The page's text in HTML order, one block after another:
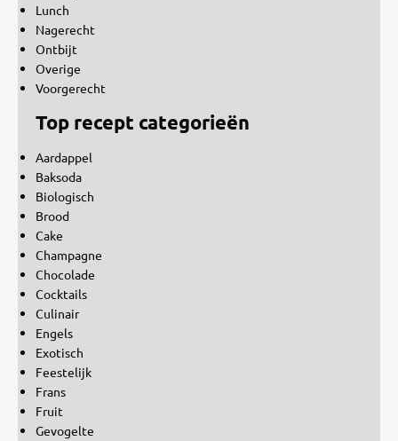
Lunch
Nagerecht
Ontbijt
Overige
Voorgerecht
Top recept categorieën
Aardappel
Baksoda
Biologisch
Brood
Cake
Champagne
Chocolade
Cocktails
Culinair
Engels
Exotisch
Feestelijk
Frans
Fruit
Gevogelte